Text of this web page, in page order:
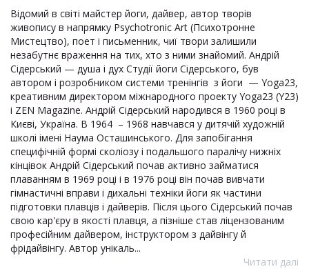
Відомий в світі майстер йоги, дайвер, автор творів
живопису в напрямку Psychotronic Art (Психотронне
Мистецтво), поет і письменник, чиї твори залишили
незабутнє враження на тих, хто з ними знайомий. Андрій
Сідерський — душа і дух Студії йоги Сідерського, був
автором і розробником системи тренінгів з йоги — Yoga23,
креативним директором міжнародного проекту Yoga23 (Y23)
і ZEN Magazine. Андрій Сідерський народився в 1960 році в
Києві, Україна. В 1964 – 1968 навчався у дитячій художній
школі імені Наума Осташинського. Для запобігання
специфічній формі сколіозу і подальшого паралічу нижніх
кінцівок Андрій Сідерський почав активно займатися
плаванням в 1969 році і в 1976 році він почав вивчати
гімнастичні вправи і дихальні техніки йоги як частини
підготовки плавців і дайверів. Після цього Сідерський почав
свою кар'єру в якості плавця, а пізніше став ліцензованим
професійним дайвером, інструктором з дайвінгу й
фрідайвінгу. Автор унікаль...
Читати далі